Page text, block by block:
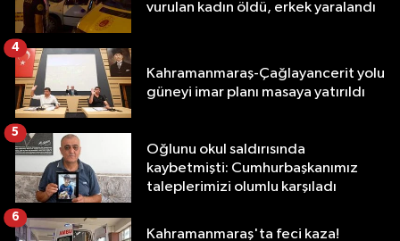
vurulan kadın öldü, erkek yaralandı
Kahramanmaraş-Çağlayancerit yolu
güneyi imar planı masaya yatırıldı
4
Oğlunu okul saldırısında
kaybetmişti: Cumhurbaşkanımız
taleplerimizi olumlu karşıladı
5
Kahramanmaraş'ta feci kaza!
6